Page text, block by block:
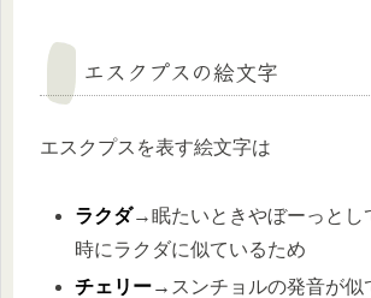
エスクプスの絵文字
エスクプスを表す絵文字は
ラクダ→眠たいときやぼーっとし
時にラクダに似ているため
チェリー→ スンチョルの発音が似